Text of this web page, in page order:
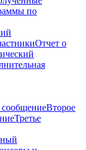
по
Отчет о
Второе
Третье